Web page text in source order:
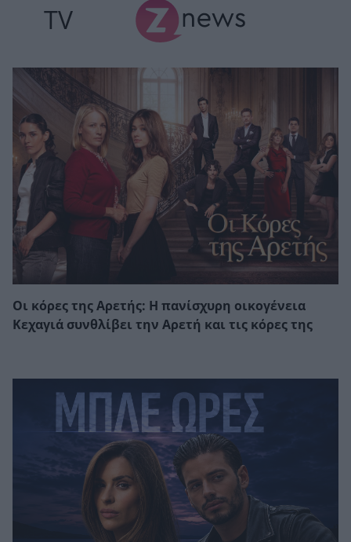
TV
Οι κόρες της Αρετής: Η πανίσχυρη οικογένεια
Κεχαγιά συνθλίβει την Αρετή και τις κόρες της